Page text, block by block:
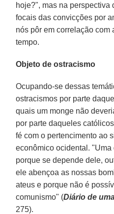
hoje?", mas na perspectiva
focais das convicções por
nós pôr em correlação
tempo.
Objeto de ostracismo
Ocupando-se dessas
ostracismos por parte
quais um monge não
por parte daqueles
fé com o pertencimento ao
econômico ocidental.
porque se depende dele,
ele abençoa as nossas
ateus e porque não é
comunismo" (Diário de
275).